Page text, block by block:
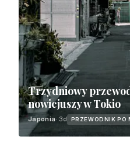
Trzydniowy
nowicjuszy w Tokio
Japonia· 3d PRZEWODNIK PO